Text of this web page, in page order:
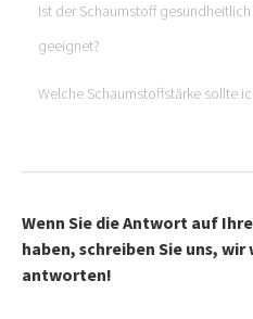
Ist der Schaumstoff
geeignet?
Welche Schaumstoffstärke sollte
Wenn Sie die Antwort auf
haben, schreiben Sie uns,
antworten!